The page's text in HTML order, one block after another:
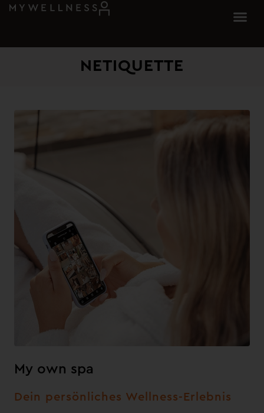
NETIQUETTE​
My own spa
Dein persönliches Wellness-Erlebnis